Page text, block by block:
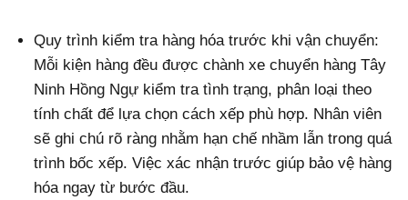
Quy trình kiểm tra hàng hóa trước khi vận chuyển:
Mỗi kiện hàng đều được chành xe chuyển hàng Tây
Ninh Hồng Ngự kiểm tra tình trạng, phân loại theo
tính chất để lựa chọn cách xếp phù hợp. Nhân viên
sẽ ghi chú rõ ràng nhằm hạn chế nhầm lẫn trong quá
trình bốc xếp. Việc xác nhận trước giúp bảo vệ hàng
hóa ngay từ bước đầu.